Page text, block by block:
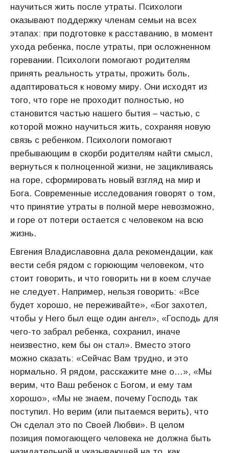
научиться жить после утраты. Психологи
оказывают поддержку членам семьи на всех
этапах: при подготовке к расставанию, в момент
ухода ребенка, после утраты, при осложненном
горевании. Психологи помогают родителям
принять реальность утраты, прожить боль,
адаптироваться к новому миру. Они исходят из
того, что горе не проходит полностью, но
становится частью нашего бытия – частью, с
которой можно научиться жить, сохраняя новую
связь с ребенком. Психологи помогают
пребывающим в скорби родителям найти смысл,
вернуться к полноценной жизни, не зацикливаясь
на горе, сформировать новый взгляд на мир и
Бога. Современные исследования говорят о том,
что принятие утраты в полной мере невозможно,
и горе от потери остается с человеком на всю
жизнь.
Евгения Владиславовна дала рекомендации, как
вести себя рядом с горюющим человеком, что
стоит говорить, и что говорить ни в коем случае
не следует. Например, нельзя говорить: «Все
будет хорошо, не переживайте», «Бог захотел,
чтобы у Него был еще один ангел», «Господь для
чего-то забрал ребенка, сохранил, иначе
неизвестно, кем бы он стал». Вместо этого
можно сказать: «Сейчас Вам трудно, и это
нормально. Я рядом, расскажите мне о…», «Мы
верим, что Ваш ребенок с Богом, и ему там
хорошо», «Мы не знаем, почему Господь так
поступил. Но верим (или пытаемся верить), что
Он сделал это по Своей Любви». В целом
позиция помогающего человека не должна быть